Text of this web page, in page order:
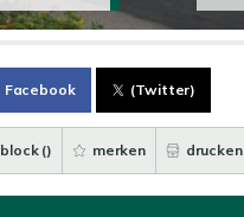
Facebook (Twitter)
() merken drucken